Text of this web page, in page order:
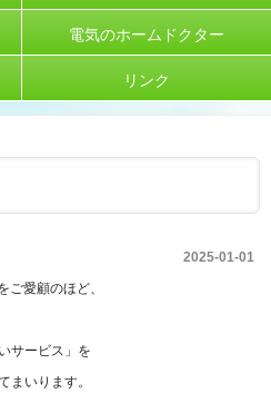
電気のホームドクター
リンク
2025-01-01
ご愛顧のほど、
サービス」を
まいります。